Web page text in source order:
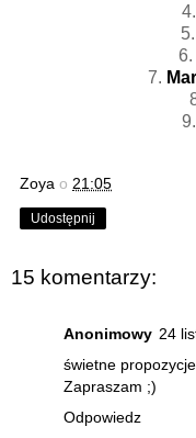
4.
5.
6.
7.
9.
Zoya o 21:05
Udostępnij
15 komentarzy:
Anonimowy 24
świetne
Zapraszam ;)
Odpowiedz